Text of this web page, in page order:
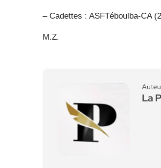
– Cadettes : ASFTéboulba-CA
M.Z.
La